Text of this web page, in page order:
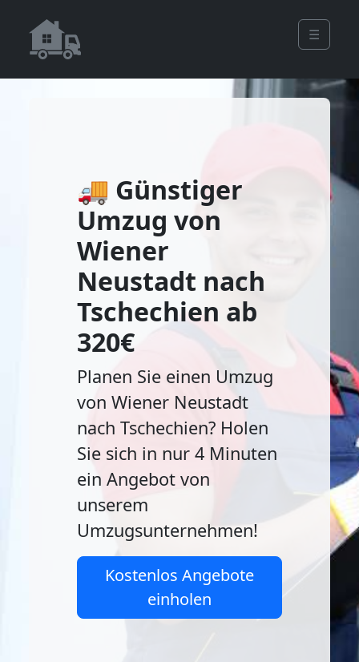
☰
🚚 Günstiger
Umzug von
Wiener
Neustadt nach
Tschechien ab
320€
Planen Sie einen Umzug
von Wiener Neustadt
nach Tschechien? Holen
Sie sich in nur 4 Minuten
ein Angebot von
unserem
Umzugsunternehmen!
Kostenlos Angebote
einholen